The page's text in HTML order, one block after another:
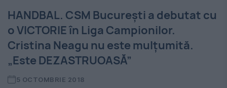
HANDBAL. CSM București a debutat cu
o VICTORIE în Liga Campionilor.
Cristina Neagu nu este mulțumită.
„Este DEZASTRUOASĂ”
5 OCTOMBRIE 2018